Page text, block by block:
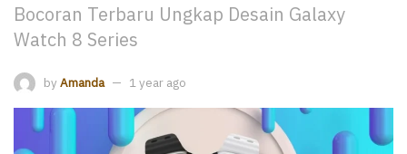
Bocoran Terbaru Ungkap Desain Galaxy
Watch 8 Series
by Amanda 1 year ago